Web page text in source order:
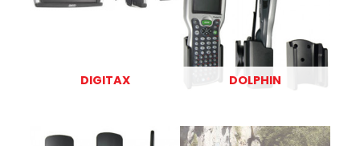
DIGITAX DOLPHIN